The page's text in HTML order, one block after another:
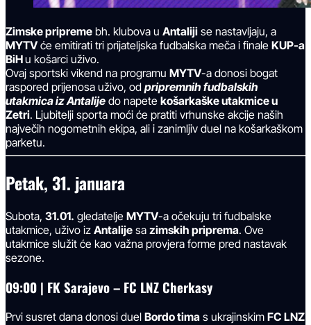
Zimske pripreme bh. klubova u Antaliji se nastavljaju, a
MYTVće emitirati tri prijateljska fudbalska meča i finale KUP-a
BiHu košarci uživo.
Ovaj sportski vikend na programu MYTV-a donosi bogat
raspored prijenosa uživo, od pripremnih fudbalskih
utakmica iz Antalije do napete košarkaške utakmice u
Zetri. Ljubitelji sporta moći će pratiti vrhunske akcije naših
največih nogometnih ekipa, ali i zanimljiv duel na košarkaškom
parketu.
Petak, 31. januara
Subota, 31.01. gledatelje MYTV-a očekuju tri fudbalske
utakmice, uživo iz Antalije sa zimskih priprema. Ove
utakmice služit će kao važna provjera forme pred nastavak
sezone.
09:00 | FK Sarajevo – FC LNZ Cherkasy
Prvi susret dana donosi duel Bordo tima s ukrajinskim FC LNZ